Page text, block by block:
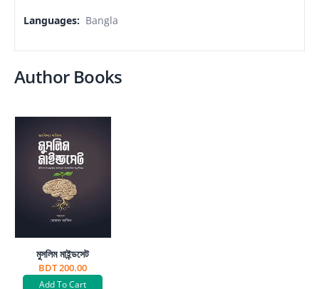
Languages: Bangla
Author Books
মুসলিম মাইন্ডসেট
BDT 200.00
Add To Cart